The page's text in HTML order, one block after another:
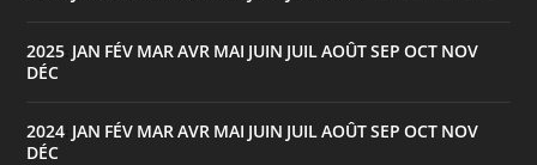
2025 JAN FÉV MARAVR MAI JUIN JUILAOÛTSEP OCT NOV
DÉC
2024 JAN FÉV MARAVR MAI JUIN JUILAOÛTSEP OCT NOV
DÉC